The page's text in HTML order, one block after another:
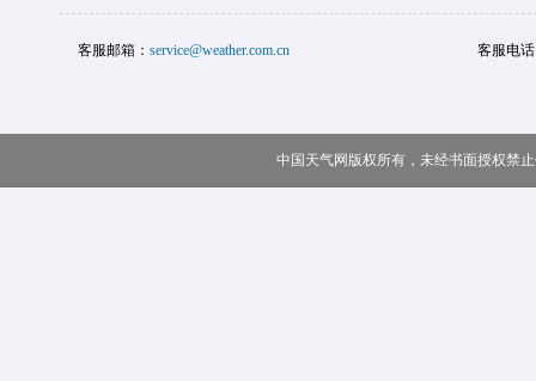
客服邮箱： service@weather.com.cn 客服电
中国天气网版权所有，未经书面授权